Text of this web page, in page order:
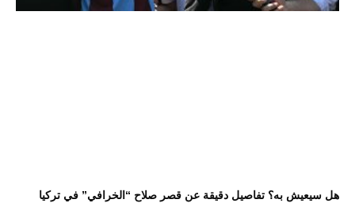
هل سيعيش به؟ تفاصيل دقيقة عن قصر صلاح “الخرافي” في تركيا